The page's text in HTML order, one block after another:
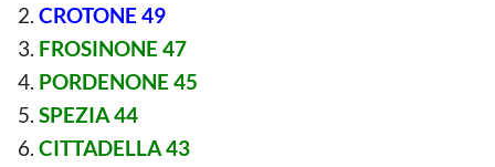
CROTONE 49
FROSINONE 47
PORDENONE 45
SPEZIA 44
CITTADELLA 43